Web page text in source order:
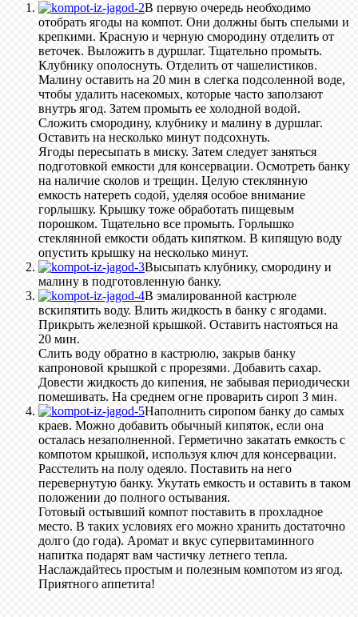
В первую очередь необходимо
отобрать ягоды на компот. Они должны быть спелыми и
крепкими. Красную и черную смородину отделить от
веточек. Выложить в дуршлаг. Тщательно промыть.
Клубнику ополоснуть. Отделить от чашелистиков.
Малину оставить на 20 мин в слегка подсоленной воде,
чтобы удалить насекомых, которые часто заползают
внутрь ягод. Затем промыть ее холодной водой.
Сложить смородину, клубнику и малину в дуршлаг.
Оставить на несколько минут подсохнуть.
Ягоды пересыпать в миску. Затем следует заняться
подготовкой емкости для консервации. Осмотреть банку
на наличие сколов и трещин. Целую стеклянную
емкость натереть содой, уделяя особое внимание
горлышку. Крышку тоже обработать пищевым
порошком. Тщательно все промыть. Горлышко
стеклянной емкости обдать кипятком. В кипящую воду
опустить крышку на несколько минут.
Высыпать клубнику, смородину и
малину в подготовленную банку.
В эмалированной кастрюле
вскипятить воду. Влить жидкость в банку с ягодами.
Прикрыть железной крышкой. Оставить настояться на
20 мин.
Слить воду обратно в кастрюлю, закрыв банку
капроновой крышкой с прорезями. Добавить сахар.
Довести жидкость до кипения, не забывая периодически
помешивать. На среднем огне проварить сироп 3 мин.
Наполнить сиропом банку до самых
краев. Можно добавить обычный кипяток, если она
осталась незаполненной. Герметично закатать емкость с
компотом крышкой, используя ключ для консервации.
Расстелить на полу одеяло. Поставить на него
перевернутую банку. Укутать емкость и оставить в таком
положении до полного остывания.
Готовый остывший компот поставить в прохладное
место. В таких условиях его можно хранить достаточно
долго (до года). Аромат и вкус супервитаминного
напитка подарят вам частичку летнего тепла.
Наслаждайтесь простым и полезным компотом из ягод.
Приятного аппетита!